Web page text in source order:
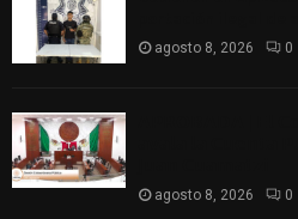
agosto 8, 2026 0
agosto 8, 2026 0